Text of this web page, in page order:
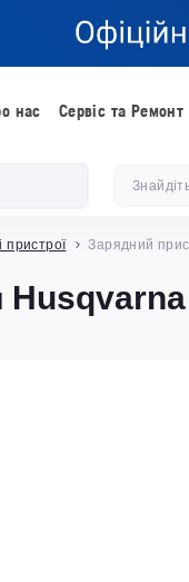
нас Сервіс та Ремонт
пристрої Зарядний